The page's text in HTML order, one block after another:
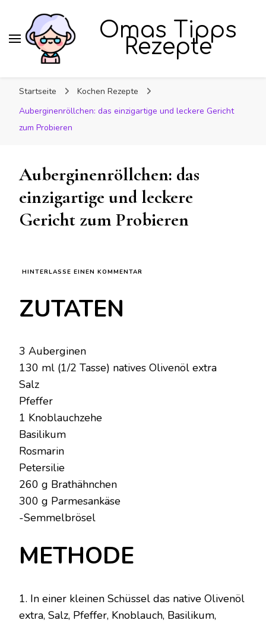
Omas Tipps
Rezepte
Startseite
Kochen Rezepte
Auberginenröllchen: das einzigartige und leckere Gericht
zum Probieren
Auberginenröllchen: das
einzigartige und leckere
Gericht zum Probieren
HINTERLASSE EINEN KOMMENTAR
ZUTATEN
3 Auberginen
130 ml (1/2 Tasse) natives Olivenöl extra
Salz
Pfeffer
1 Knoblauchzehe
Basilikum
Rosmarin
Petersilie
260 g Brathähnchen
300 g Parmesankäse
-Semmelbrösel
METHODE
1. In einer kleinen Schüssel das native Olivenöl
extra, Salz, Pfeffer, Knoblauch, Basilikum,